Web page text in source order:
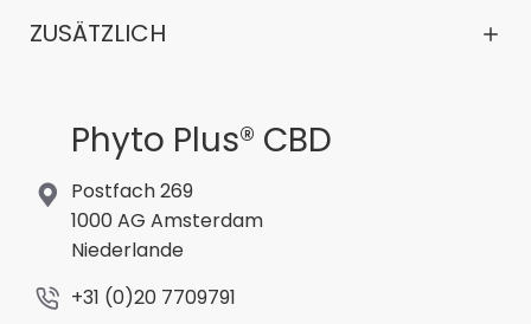
ZUSÄTZLICH
Phyto Plus® CBD
Postfach 269
1000 AG Amsterdam
Niederlande
+31 (0)20 7709791